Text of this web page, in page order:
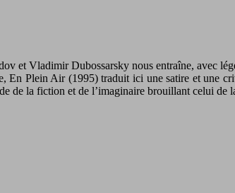
et Vladimir Dubossarsky nous entraîne, avec
En Plein Air (1995) traduit ici une satire et une
de la fiction et de l’imaginaire brouillant celui de